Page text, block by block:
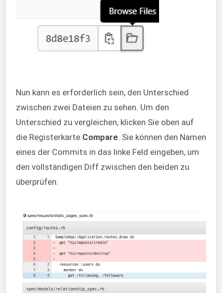
Nun kann es erforderlich sein, den Unterschied
zwischen zwei Dateien zu sehen. Um den
Unterschied zu vergleichen, klicken Sie oben auf
die Registerkarte Compare . Sie können den Namen
eines der Commits in das linke Feld eingeben, um
den vollständigen Diff zwischen den beiden zu
überprüfen: